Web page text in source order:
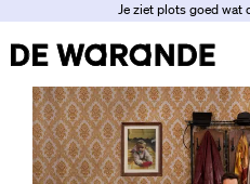
Je ziet plots goed wat